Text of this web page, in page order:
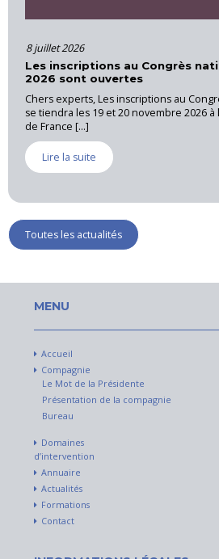
8 juillet 2026
Les inscriptions au Congrès
2026 sont ouvertes
Chers experts, Les inscriptions au
se tiendra les 19 et 20 novembre 2026
de France [...]
Lire la suite
Toutes les actualités
MENU
Accueil
Compagnie
Le Mot de la Présidente
Présentation de la compagnie
Bureau
Domaines
d’intervention
Annuaire
Actualités
Formations
Contact